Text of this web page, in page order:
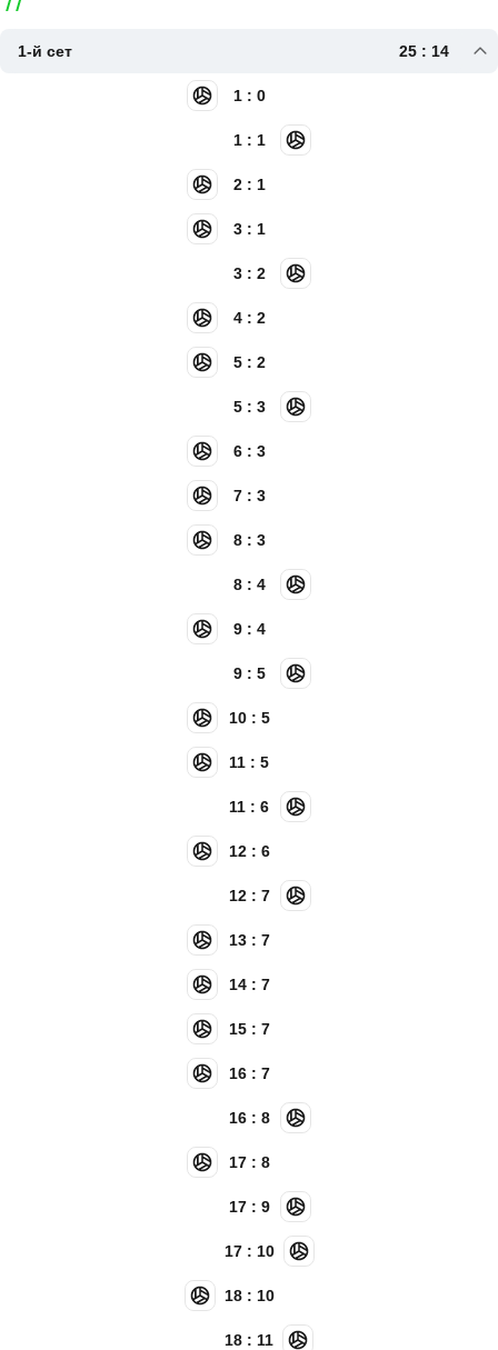
1-й сет 25 : 14
1 : 0
1 : 1
2 : 1
3 : 1
3 : 2
4 : 2
5 : 2
5 : 3
6 : 3
7 : 3
8 : 3
8 : 4
9 : 4
9 : 5
10 : 5
11 : 5
11 : 6
12 : 6
12 : 7
13 : 7
14 : 7
15 : 7
16 : 7
16 : 8
17 : 8
17 : 9
17 : 10
18 : 10
18 : 11